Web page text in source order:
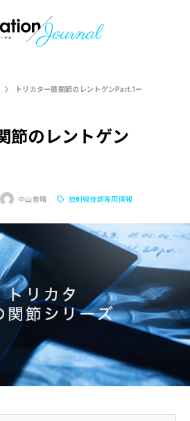
生専用情報
用情報
トリカター膝関節のレントゲンPart.1ー
節のレントゲン
中山善晴 放射線技師専用情報